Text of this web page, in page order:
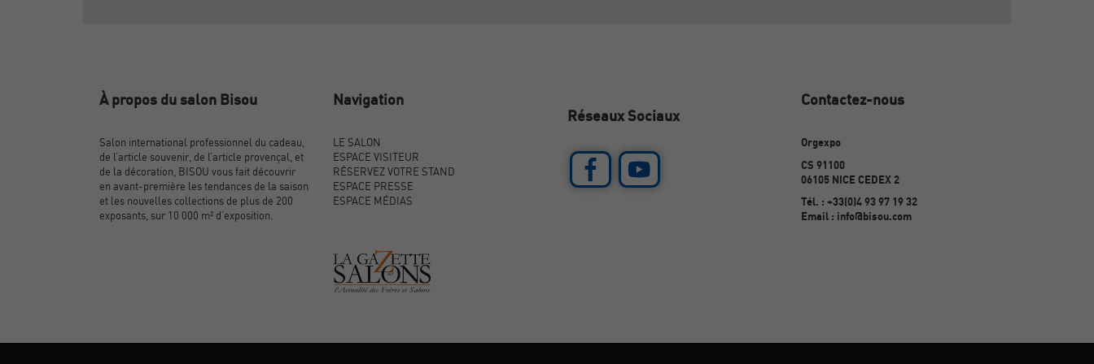
À propos du salon Bisou
Salon international professionnel du cadeau,
de l’article souvenir, de l’article provençal, et
de la décoration, BISOU vous fait découvrir
en avant-première les tendances de la saison
et les nouvelles collections de plus de 200
exposants, sur 10 000 m² d’exposition.
Navigation
LE SALON
ESPACE VISITEUR
RÉSERVEZ VOTRE STAND
ESPACE PRESSE
ESPACE MÉDIAS
Réseaux Sociaux
Contactez-nous
Orgexpo
CS 91100
06105 NICE CEDEX 2
Tél. : +33(0)4 93 97 19 32
Email : info@bisou.com